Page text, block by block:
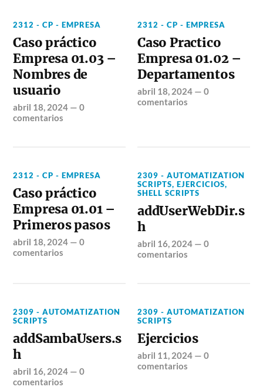
2312 - CP - EMPRESA
Caso práctico
Empresa 01.03 –
Nombres de
usuario
abril 18, 2024 —0
comentarios
2312 - CP - EMPRESA
Caso Practico
Empresa 01.02 –
Departamentos
abril 18, 2024 —0
comentarios
2312 - CP - EMPRESA
Caso práctico
Empresa 01.01 –
Primeros pasos
abril 18, 2024 —0
comentarios
2309 - AUTOMATIZATION
SCRIPTS,EJERCICIOS,
SHELL SCRIPTS
addUserWebDir.s
h
abril 16, 2024 —0
comentarios
2309 - AUTOMATIZATION
SCRIPTS
addSambaUsers.s
h
abril 16, 2024 —0
comentarios
2309 - AUTOMATIZATION
SCRIPTS
Ejercicios
abril 11, 2024 —0
comentarios